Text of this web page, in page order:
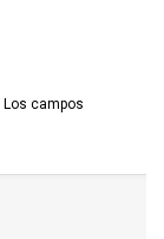
Los campos